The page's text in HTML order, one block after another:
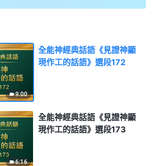
9:00
全能神經典話語《見證神顯
現作工的話語》選段172
6:16
全能神經典話語《見證神顯
現作工的話語》選段173